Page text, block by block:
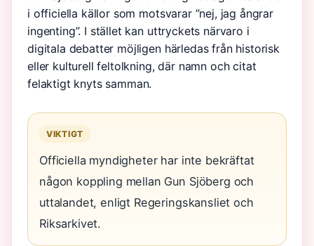
i officiella källor som motsvarar ”nej, jag ångrar
ingenting”. I stället kan uttryckets närvaro i
digitala debatter möjligen härledas från historisk
eller kulturell feltolkning, där namn och citat
felaktigt knyts samman.
VIKTIGT
Officiella myndigheter har inte bekräftat
någon koppling mellan Gun Sjöberg och
uttalandet, enligt Regeringskansliet och
Riksarkivet.